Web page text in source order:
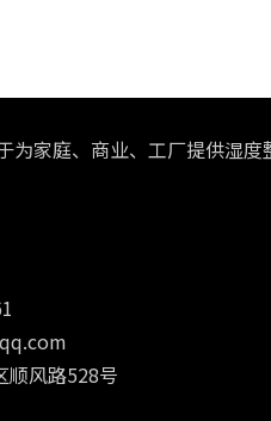
为家庭、商业、工厂提供
顺风路528号